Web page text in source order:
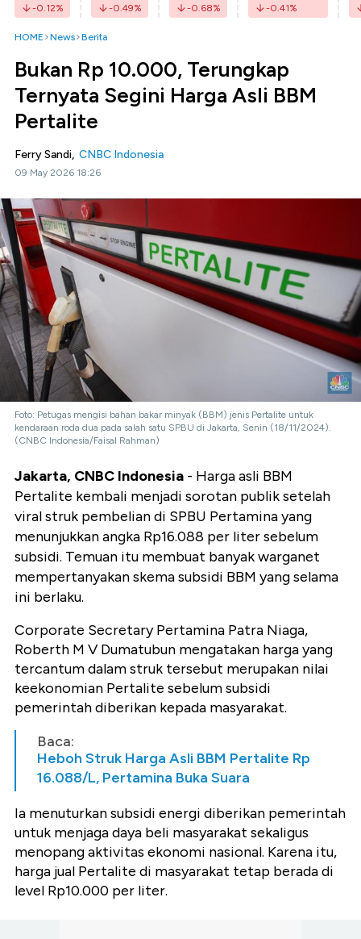
-0.12% -0.49% -0.68% -0.41%
HOME News Berita
Bukan Rp 10.000, Terungkap
Ternyata Segini Harga Asli BBM
Pertalite
Ferry Sandi, CNBC Indonesia
09 May 2026 18:26
Foto: Petugas mengisi bahan bakar minyak (BBM) jenis Pertalite untuk
kendaraan roda dua pada salah satu SPBU di Jakarta, Senin (18/11/2024).
(CNBC Indonesia/Faisal Rahman)
Jakarta, CNBC Indonesia - Harga asli BBM
Pertalite kembali menjadi sorotan publik setelah
viral struk pembelian di SPBU Pertamina yang
menunjukkan angka Rp16.088 per liter sebelum
subsidi. Temuan itu membuat banyak warganet
mempertanyakan skema subsidi BBM yang selama
ini berlaku.
Corporate Secretary Pertamina Patra Niaga,
Roberth M V Dumatubun mengatakan harga yang
tercantum dalam struk tersebut merupakan nilai
keekonomian Pertalite sebelum subsidi
pemerintah diberikan kepada masyarakat.
Baca:
Heboh Struk Harga Asli BBM Pertalite Rp
16.088/L, Pertamina Buka Suara
Ia menuturkan subsidi energi diberikan pemerintah
untuk menjaga daya beli masyarakat sekaligus
menopang aktivitas ekonomi nasional. Karena itu,
harga jual Pertalite di masyarakat tetap berada di
level Rp10.000 per liter.